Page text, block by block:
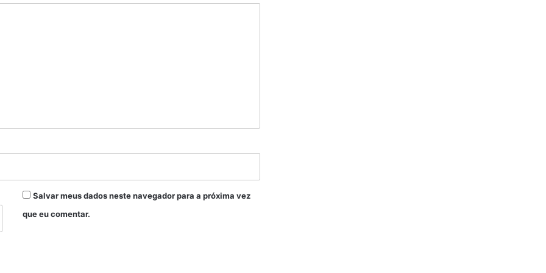
Salvar meus dados neste navegador para a próxima vez
que eu comentar.